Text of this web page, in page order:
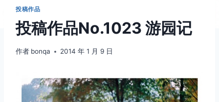
投稿作品
投稿作品No.1023 游园记
作者 bonqa 2014 年 1 月 9 日